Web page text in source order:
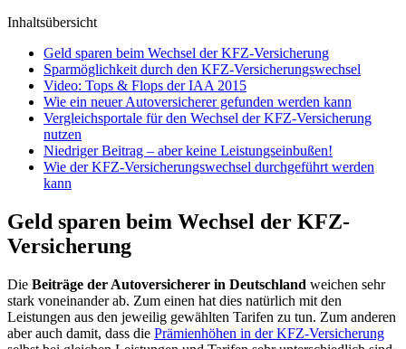
Inhaltsübersicht
Geld sparen beim Wechsel der KFZ-Versicherung
Sparmöglichkeit durch den KFZ-Versicherungswechsel
Video: Tops & Flops der IAA 2015
Wie ein neuer Autoversicherer gefunden werden kann
Vergleichsportale für den Wechsel der KFZ-Versicherung
nutzen
Niedriger Beitrag – aber keine Leistungseinbußen!
Wie der KFZ-Versicherungswechsel durchgeführt werden
kann
Geld sparen beim Wechsel der KFZ-
Versicherung
Die Beiträge der Autoversicherer in Deutschland weichen sehr
stark voneinander ab. Zum einen hat dies natürlich mit den
Leistungen aus den jeweilig gewählten Tarifen zu tun. Zum anderen
aber auch damit, dass die Prämienhöhen in der KFZ-Versicherung